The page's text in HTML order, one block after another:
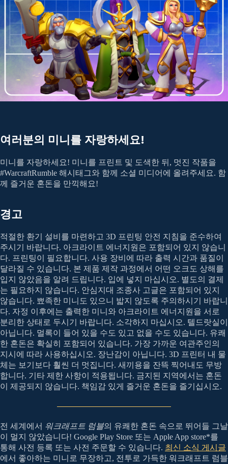
여러분의 미니를 자랑하세요!
미니를 자랑하세요! 미니를 프린트 및 도색한 뒤, 멋진 작품을
#WarcraftRumble 해시태그와 함께 소셜 미디어에 올려주세요. 함
께 즐거운 혼돈을 만끽해요!
경고
적절한 환기 설비를 마련하고 3D 프린팅 안전 지침을 준수하여
주시기 바랍니다. 아크라이트 에너지원은 포함되어 있지 않습니
다. 프린팅이 필요합니다. 사용 장비에 따라 출력 시간과 품질이
달라질 수 있습니다. 본 제품 제작 과정에서 어떤 오크도 상해를
입지 않았음을 알려 드립니다. 입에 넣지 마십시오. 별도의 결제
는 필요하지 않습니다. 안심지대 조종사 고글은 포함되어 있지
않습니다. 뾰족한 미니도 있으니 밟지 않도록 주의하시기 바랍니
다. 자정 이후에는 출력한 미니와 아크라이트 에너지원을 서로
분리한 상태로 두시기 바랍니다. 소각하지 마십시오. 텔드랏실이
아닙니다. 멀록이 들어 있을 수도 있고 없을 수도 있습니다. 유쾌
한 혼돈은 확실히 포함되어 있습니다. 가장 가까운 여관주인의
지시에 따라 사용하십시오. 장난감이 아닙니다. 3D 프린터 내 물
체는 보기보다 훨씬 더 멋집니다. 새끼용을 잔뜩 찍어내도 무방
합니다. 기타 제한 사항이 적용됩니다. 금지된 지역에서는 혼돈
이 제공되지 않습니다. 책임감 있게 즐거운 혼돈을 즐기십시오.
전 세계에서 워크래프트 럼블의 유쾌한 혼돈 속으로 뛰어들 그날
이 멀지 않았습니다! Google Play Store 또는 Apple App store*를
통해 사전 등록 또는 사전 주문할 수 있습니다. 최신 소식 게시글
에서 좋아하는 미니로 무장하고, 전투로 가득한 워크래프트 럼블